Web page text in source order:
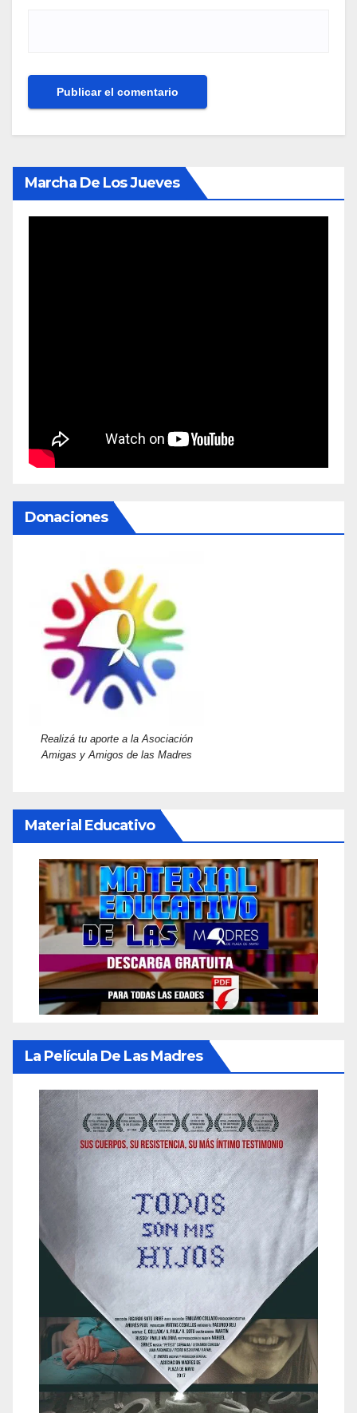
Marcha De Los Jueves
Donaciones
Realizá tu aporte a la Asociación
Amigas y Amigos de las Madres
Material Educativo
La Película De Las Madres